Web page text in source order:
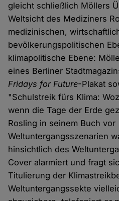
gleicht schließlich Möllers
Weltsicht des Mediziners
medizinischen,
bevölkerungspolitischen
klimapolitische Ebene:
eines Berliner
Fridays for Future-Plakat
"Schulstreik fürs Klima:
wenn die Tage der Erde
Rosling in seinem Buch vor
Weltuntergangsszenarien
hinsichtlich des
Cover alarmiert und fragt
Titulierung der
Weltuntergangssekte